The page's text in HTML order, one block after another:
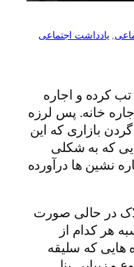
, یادداشت اجتماعی
تب کرده و اجاره
خانه. پس لرزه
بازاری که این
که به شکلی
نشین ها درآورده
در حالی صورت
هر کدام از
هایی که سلیقه